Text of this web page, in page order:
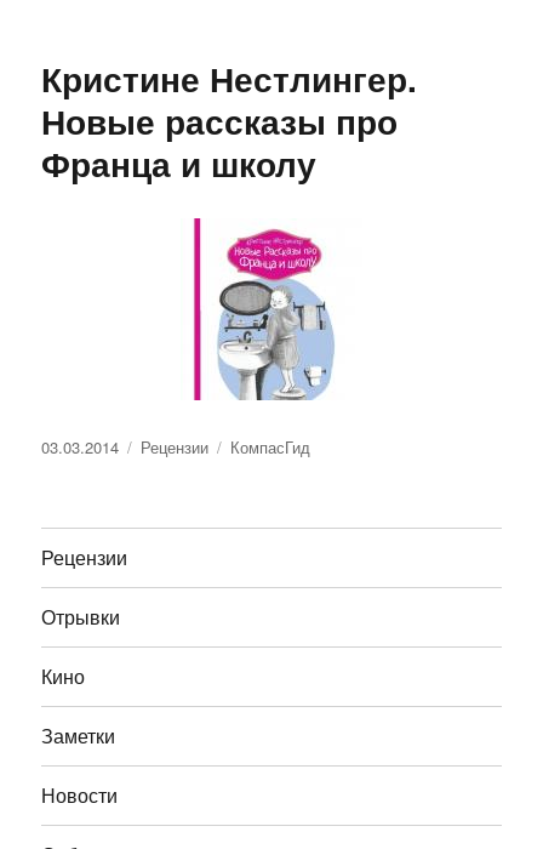
Кристине Нестлингер.
Новые рассказы про
Франца и школу
Опубликовано
03.03.2014 Рубрики
Рецензии Метки
КомпасГид
Рецензии
Отрывки
Кино
Заметки
Новости